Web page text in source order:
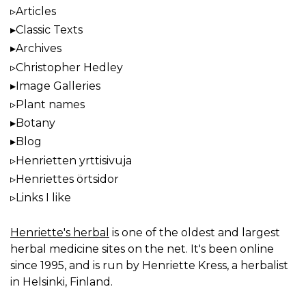
Articles
Classic Texts
Archives
Christopher Hedley
Image Galleries
Plant names
Botany
Blog
Henrietten yrttisivuja
Henriettes örtsidor
Links I like
Henriette's herbal is one of the oldest and largest
herbal medicine sites on the net. It's been online
since 1995, and is run by Henriette Kress, a herbalist
in Helsinki, Finland.